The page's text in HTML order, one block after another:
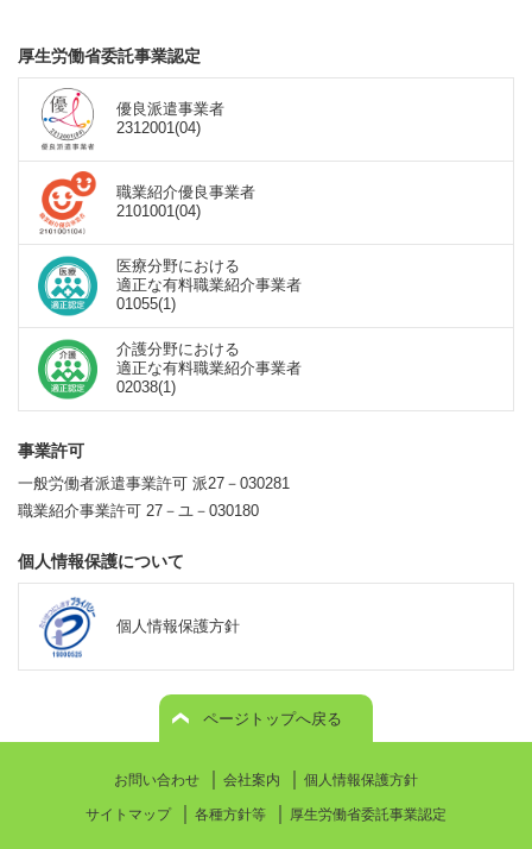
厚生労働省委託事業認定
優良派遣事業者
2312001(04)
職業紹介優良事業者
2101001(04)
医療分野における
適正な有料職業紹介事業者
01055(1)
介護分野における
適正な有料職業紹介事業者
02038(1)
事業許可
一般労働者派遣事業許可 派27－030281
職業紹介事業許可 27－ユ－030180
個人情報保護について
個人情報保護方針
ページトップへ戻る
お問い合わせ 会社案内 個人情報保護方針
サイトマップ 各種方針等 厚生労働省委託事業認定